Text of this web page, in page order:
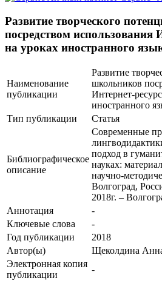
Развитие творческого
посредством использования
на уроках иностранного
Наименование
публикации
Развитие
школьников
Интернет-
иностранного
Тип публикации
Статья
Библиографическое
описание
Современные
подход в
науках:
научно-
Волгоград,
2018г. –
Аннотация
-
Ключевые cлова
-
Год публикации
2018
Автор(ы)
Щеколдина
Электронная копия
публикации
-